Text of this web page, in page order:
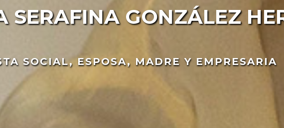
SERAFINA GONZÁLEZ
SOCIAL, ESPOSA, MADRE Y EMPRESARIA